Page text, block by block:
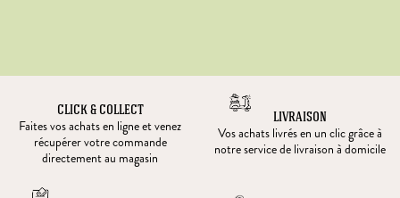
CLICK & COLLECT
Faites vos achats en ligne et venez
récupérer votre commande
directement au magasin
LIVRAISON
Vos achats livrés en un clic grâce à
notre service de livraison à domicile